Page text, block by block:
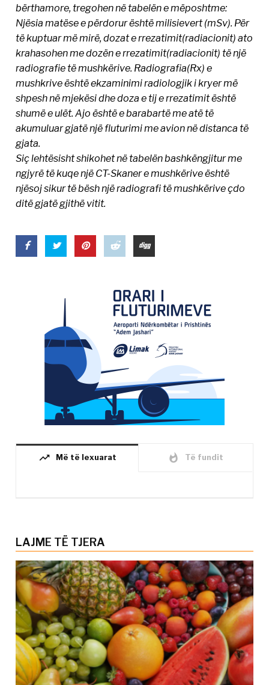
bërthamore, tregohen në tabelën e mëposhtme:
Njësia matëse e përdorur është milisievert (mSv). Për
të kuptuar më mirë, dozat e rrezatimit(radiacionit) ato
krahasohen me dozën e rrezatimit(radiacionit) të një
radiografie të mushkërive. Radiografia(Rx) e
mushkrive është ekzaminimi radiologjik i kryer më
shpesh në mjekësi dhe doza e tij e rrezatimit është
shumë e ulët. Ajo është e barabartë me atë të
akumuluar gjatë një fluturimi me avion në distanca të
gjata.
Siç lehtësisht shikohet në tabelën bashkëngjitur me
ngjyrë të kuqe një CT-Skaner e mushkërive është
njësoj sikur të bësh një radiografi të mushkërive çdo
ditë gjatë gjithë vitit.
trending_up Më të lexuarat whatshot Të fundit
LAJME TË TJERA